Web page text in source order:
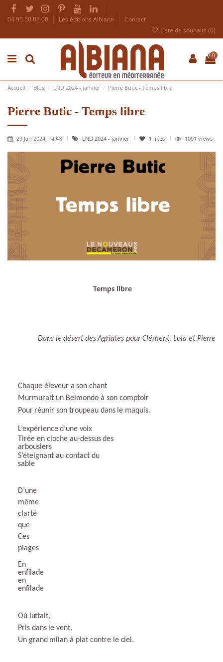
04 95 50 03 00 Les éditions Albiana
Contact
Liste de souhaits (0)
0
Accueil Blog LND 2024 - janvier Pierre Butic - Temps libre
Pierre Butic - Temps libre
29 Jan 2024, 14:48 LND 2024 - janvier 1 likes 1001 views
Temps libre
Dans le désert des Agriates pour Clément, Lola etPierre
Chaque éleveur a son chant
Murmurait un Belmondo à son comptoir
Pour réunir son troupeau dans le maquis.
L’expérience d’une voix
Tirée en cloche au-dessusdes
arbousiers
S’éteignant au contact du
sable
D’une
même
clarté
que
Ces
plages
En
enfilade
en
enfilade
Oùluttait,
Pris dans le vent,
Un grand milan à plat contre leciel.